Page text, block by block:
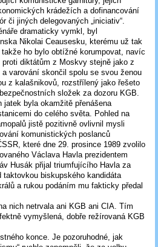
krádežích a dofinancování
či jiných delegovaných „iniciativ“.
dramaticky vymkl, byl
Nikolai Ceausesku, kterému už tak
ho bylo obtížné korumpovat, navíc
diktátům z Moskvy stejně jako z
varování skončil spolu se svou ženou
z kalašnikovů, rozstřílený jako řešeto
složek za dozoru KGB.
jatek byla okamžitě přenášena
do celého světa. Pohled na
jistě pozitivně ovlivnil mysli
komunistických poslanců
které dne 29. prosince 1989 zvolilo
Václava Havla prezidentem
Husák přijal triumfujícího Havla za
biskupského kandidáta
a rukou podáním mu fakticky předal
nich netrvala ani KGB ani CIA. Tím
vymyšlená, dobře režírovaná KGB
konce. Je pozoruhodné, jak